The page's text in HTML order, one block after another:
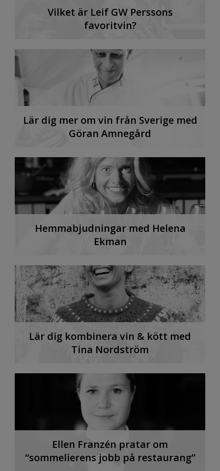
Vilket är Leif GW Perssons
favoritvin?
Lär dig mer om vin från Sverige med
Göran Amnegård
Hemmabjudningar med Helena
Ekman
Lär dig kombinera vin & kött med
Tina Nordström
Ellen Franzén pratar om
“sommelierens jobb på restaurang”